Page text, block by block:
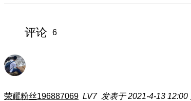
评论 6
荣耀粉丝196887069 LV7 发表于 2021-4-13 12:00